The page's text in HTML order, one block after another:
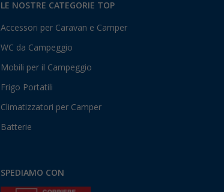
LE NOSTRE CATEGORIE TOP
Accessori per Caravan e Camper
WC da Campeggio
Mobili per il Campeggio
Frigo Portatili
Climatizzatori per Camper
Batterie
SPEDIAMO CON